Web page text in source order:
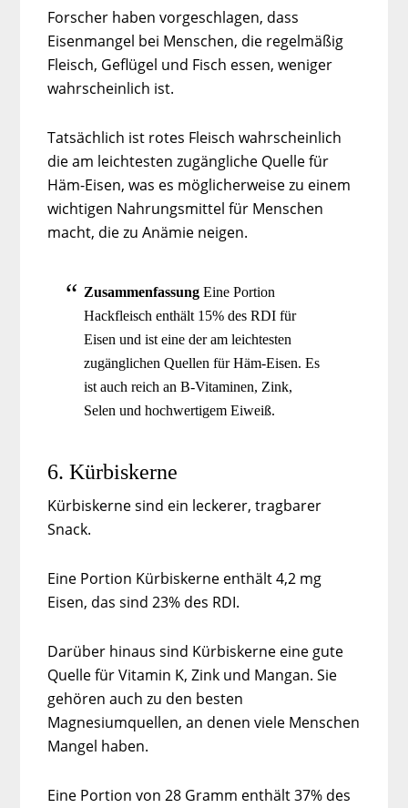
Forscher haben vorgeschlagen, dass
Eisenmangel bei Menschen, die regelmäßig
Fleisch, Geflügel und Fisch essen, weniger
wahrscheinlich ist.
Tatsächlich ist rotes Fleisch wahrscheinlich
die am leichtesten zugängliche Quelle für
Häm-Eisen, was es möglicherweise zu einem
wichtigen Nahrungsmittel für Menschen
macht, die zu Anämie neigen.
Zusammenfassung Eine Portion
Hackfleisch enthält 15% des RDI für
Eisen und ist eine der am leichtesten
zugänglichen Quellen für Häm-Eisen. Es
ist auch reich an B-Vitaminen, Zink,
Selen und hochwertigem Eiweiß.
6. Kürbiskerne
Kürbiskerne sind ein leckerer, tragbarer
Snack.
Eine Portion Kürbiskerne enthält 4,2 mg
Eisen, das sind 23% des RDI.
Darüber hinaus sind Kürbiskerne eine gute
Quelle für Vitamin K, Zink und Mangan. Sie
gehören auch zu den besten
Magnesiumquellen, an denen viele Menschen
Mangel haben.
Eine Portion von 28 Gramm enthält 37% des